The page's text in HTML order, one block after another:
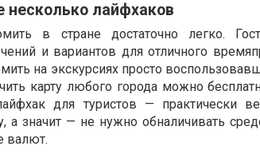
несколько лайфхаков
в стране достаточно легко.
и вариантов для отличного
на экскурсиях просто
карту любого города можно
для туристов — практически
а значит — не нужно обналичивать
валют.